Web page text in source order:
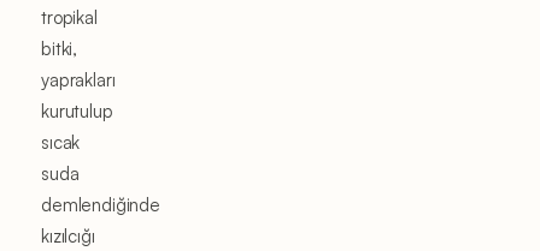
tropikal
bitki,
yaprakları
kurutulup
sıcak
suda
demlendiğinde
kızılcığı